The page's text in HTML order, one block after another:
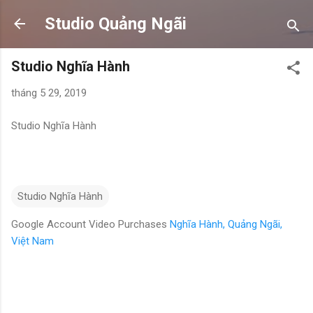
Chuyển đến nội dung chính
Studio Quảng Ngãi
Studio Nghĩa Hành
tháng 5 29, 2019
Studio Nghĩa Hành
Studio Nghĩa Hành
Google Account Video Purchases Nghĩa Hành, Quảng Ngãi,
Việt Nam